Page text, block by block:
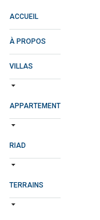
ACCUEIL
À PROPOS
VILLAS
APPARTEMENT
RIAD
TERRAINS